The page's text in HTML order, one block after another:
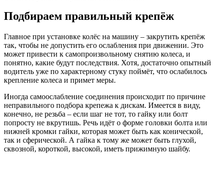
Подбираем правильный крепёж
Главное при установке колёс на машину – закрутить крепёж
так, чтобы не допустить его ослабления при движении. Это
может привести к самопроизвольному снятию колеса, и
понятно, какие будут последствия. Хотя, достаточно опытный
водитель уже по характерному стуку поймёт, что ослабилось
крепление колеса и примет меры.
Иногда самоослабление соединения происходит по причине
неправильного подбора крепежа к дискам. Имеется в виду,
конечно, не резьба – если шаг не тот, то гайку или болт
попросту не вкрутишь. Речь идёт о форме головки болта или
нижней кромки гайки, которая может быть как конической,
так и сферической. А гайка к тому же может быть глухой,
сквозной, короткой, высокой, иметь прижимную шайбу.